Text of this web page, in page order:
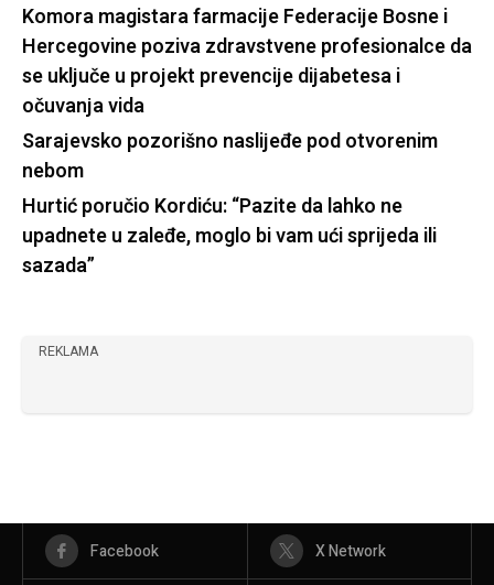
Komora magistara farmacije Federacije Bosne i
Hercegovine poziva zdravstvene profesionalce da
se uključe u projekt prevencije dijabetesa i
očuvanja vida
Sarajevsko pozorišno naslijeđe pod otvorenim
nebom
Hurtić poručio Kordiću: “Pazite da lahko ne
upadnete u zaleđe, moglo bi vam ući sprijeda ili
sazada”
REKLAMA
Facebook X Network